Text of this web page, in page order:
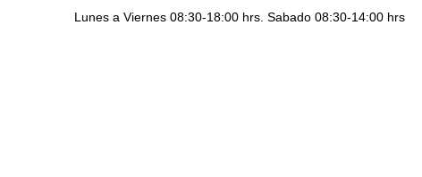
Lunes a Viernes 08:30-18:00 hrs. Sabado 08:30-14:00 hrs